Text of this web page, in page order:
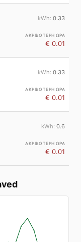
0.33
€ 0.01
0.33
€ 0.01
0.6
€ 0.01